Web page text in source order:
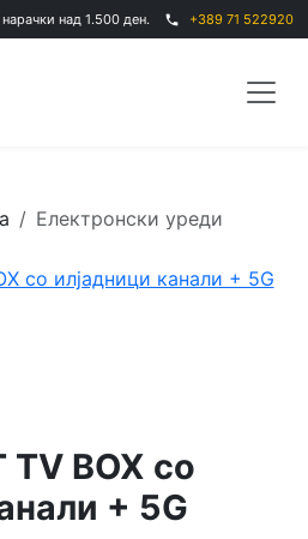
над 1.500 ден. phone +389 71 522920
Електронски уреди
TV BOX со
+ 5G